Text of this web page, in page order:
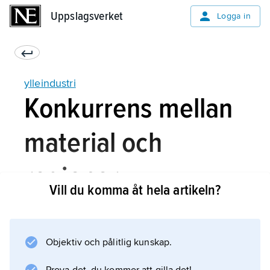
Uppslagsverket Logga in
ylleindustri
Konkurrens mellan
material och
regioner
Ull är ett värmande men dyrt material. Bättre
uppvärmda bostäder och andra lokaler samt
Vill du komma åt hela artikeln?
Objektiv och pålitlig kunskap.